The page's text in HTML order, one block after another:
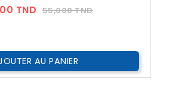
TND Prix
55,000 TNDPrix
AU PANIER